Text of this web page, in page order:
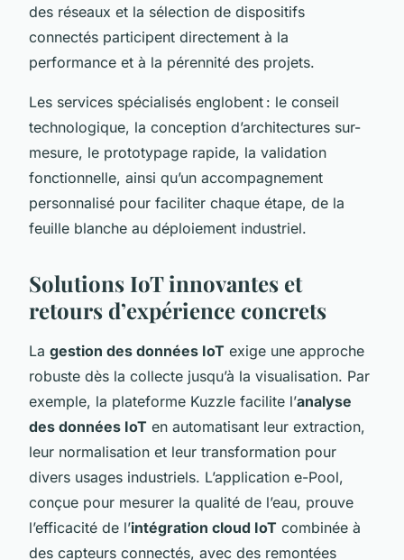
des réseaux et la sélection de dispositifs
connectés participent directement à la
performance et à la pérennité des projets.
Les services spécialisés englobent : le conseil
technologique, la conception d’architectures sur-
mesure, le prototypage rapide, la validation
fonctionnelle, ainsi qu’un accompagnement
personnalisé pour faciliter chaque étape, de la
feuille blanche au déploiement industriel.
Solutions IoT innovantes et
retours d’expérience concrets
La gestion des données IoT exige une approche
robuste dès la collecte jusqu’à la visualisation. Par
exemple, la plateforme Kuzzle facilite l’analyse
des données IoT en automatisant leur extraction,
leur normalisation et leur transformation pour
divers usages industriels. L’application e-Pool,
conçue pour mesurer la qualité de l’eau, prouve
l’efficacité de l’intégration cloud IoT combinée à
des capteurs connectés, avec des remontées